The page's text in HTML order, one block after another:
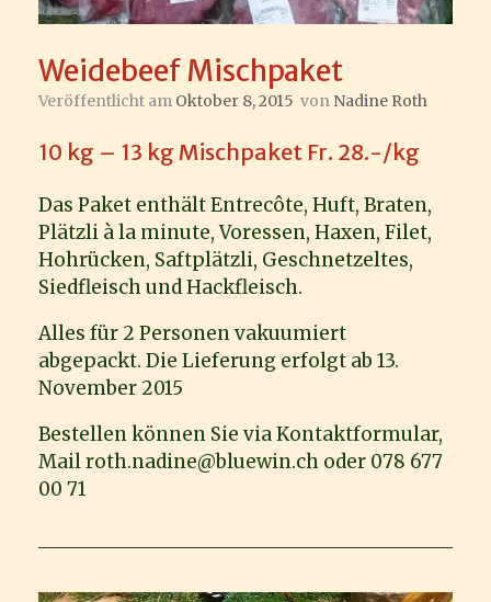
Weidebeef Mischpaket
Veröffentlicht am Oktober 8, 2015 von Nadine Roth
10 kg – 13 kg Mischpaket Fr. 28.-/kg
Das Paket enthält Entrecôte, Huft, Braten,
Plätzli à la minute, Voressen, Haxen, Filet,
Hohrücken, Saftplätzli, Geschnetzeltes,
Siedfleisch und Hackfleisch.
Alles für 2 Personen vakuumiert
abgepackt. Die Lieferung erfolgt ab 13.
November 2015
Bestellen können Sie via Kontaktformular,
Mail roth.nadine@bluewin.ch oder 078 677
00 71